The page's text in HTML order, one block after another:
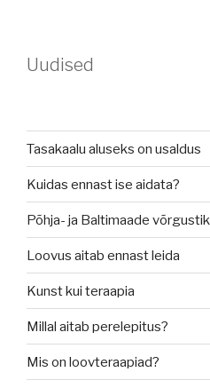
Uudised
Tasakaalu aluseks on usaldus
Kuidas ennast ise aidata?
Põhja- ja Baltimaade võrgustik
Loovus aitab ennast leida
Kunst kui teraapia
Millal aitab perelepitus?
Mis on loovteraapiad?